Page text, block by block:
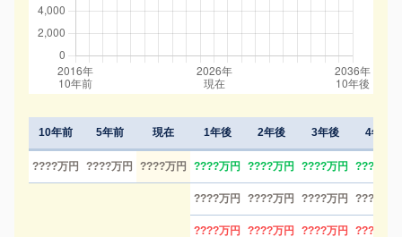
10年前 5年前 現在
????万円 ????万円 ????万円
1年後 2年後 3年後 4年後
????万円 ????万円 ????万円 ????万円
????万円 ????万円 ????万円 ????万円
????万円 ????万円 ????万円 ????万円